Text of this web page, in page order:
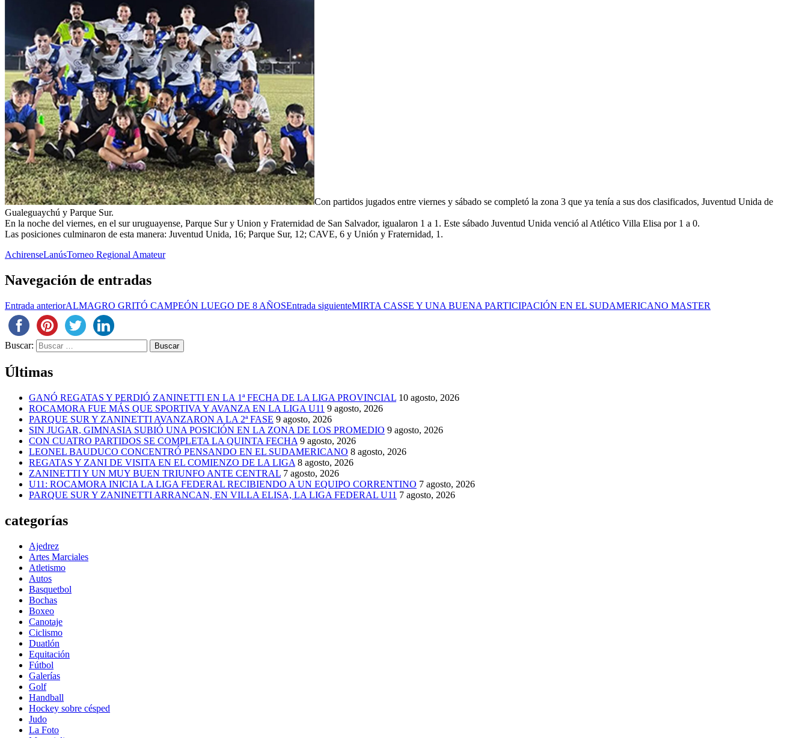
Con partidos jugados entre viernes y sábado se completó la zona 3 que ya tenía a sus dos clasificados, Juventud Unida de
Gualeguaychú y Parque Sur.
En la noche del viernes, en el sur uruguayense, Parque Sur y Union y Fraternidad de San Salvador, igualaron 1 a 1. Este sábado Juventud Unida venció al Atlético Villa Elisa por 1 a 0.
Las posiciones culminaron de esta manera: Juventud Unida, 16; Parque Sur, 12; CAVE, 6 y Unión y Fraternidad, 1.
AchirenseLanúsTorneo Regional Amateur
Navegación de entradas
Entrada anteriorALMAGRO GRITÓ CAMPEÓN LUEGO DE 8 AÑOSEntrada siguienteMIRTA CASSE Y UNA BUENA PARTICIPACIÓN EN EL SUDAMERICANO MASTER
Buscar:
Últimas
GANÓ REGATAS Y PERDIÓ ZANINETTI EN LA 1ª FECHA DE LA LIGA PROVINCIAL 10 agosto, 2026
ROCAMORA FUE MÁS QUE SPORTIVA Y AVANZA EN LA LIGA U11 9 agosto, 2026
PARQUE SUR Y ZANINETTI AVANZARON A LA 2ª FASE 9 agosto, 2026
SIN JUGAR, GIMNASIA SUBIÓ UNA POSICIÓN EN LA ZONA DE LOS PROMEDIO 9 agosto, 2026
CON CUATRO PARTIDOS SE COMPLETA LA QUINTA FECHA 9 agosto, 2026
LEONEL BAUDUCO CONCENTRÓ PENSANDO EN EL SUDAMERICANO 8 agosto, 2026
REGATAS Y ZANI DE VISITA EN EL COMIENZO DE LA LIGA 8 agosto, 2026
ZANINETTI Y UN MUY BUEN TRIUNFO ANTE CENTRAL 7 agosto, 2026
U11: ROCAMORA INICIA LA LIGA FEDERAL RECIBIENDO A UN EQUIPO CORRENTINO 7 agosto, 2026
PARQUE SUR Y ZANINETTI ARRANCAN, EN VILLA ELISA, LA LIGA FEDERAL U11 7 agosto, 2026
categorías
Ajedrez
Artes Marciales
Atletismo
Autos
Basquetbol
Bochas
Boxeo
Canotaje
Ciclismo
Duatlón
Equitación
Fútbol
Galerías
Golf
Handball
Hockey sobre césped
Judo
La Foto